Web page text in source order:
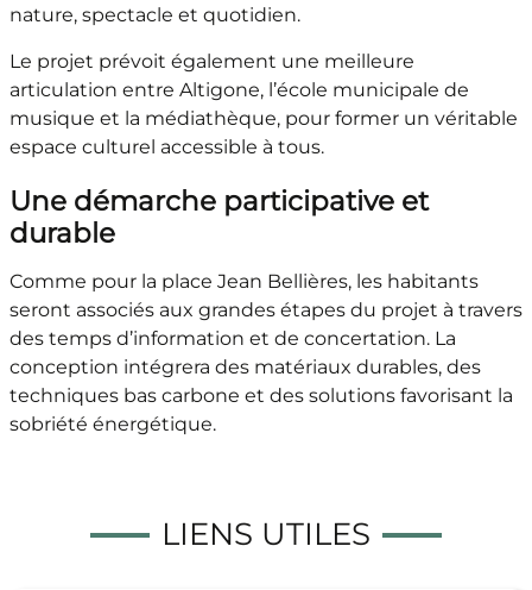
nature, spectacle et quotidien.
Le projet prévoit également une meilleure
articulation entre Altigone, l’école municipale de
musique et la médiathèque, pour former un véritable
espace culturel accessible à tous.
Une démarche participative et
durable
Comme pour la place Jean Bellières, les habitants
seront associés aux grandes étapes du projet à travers
des temps d’information et de concertation. La
conception intégrera des matériaux durables, des
techniques bas carbone et des solutions favorisant la
sobriété énergétique.
LIENS UTILES